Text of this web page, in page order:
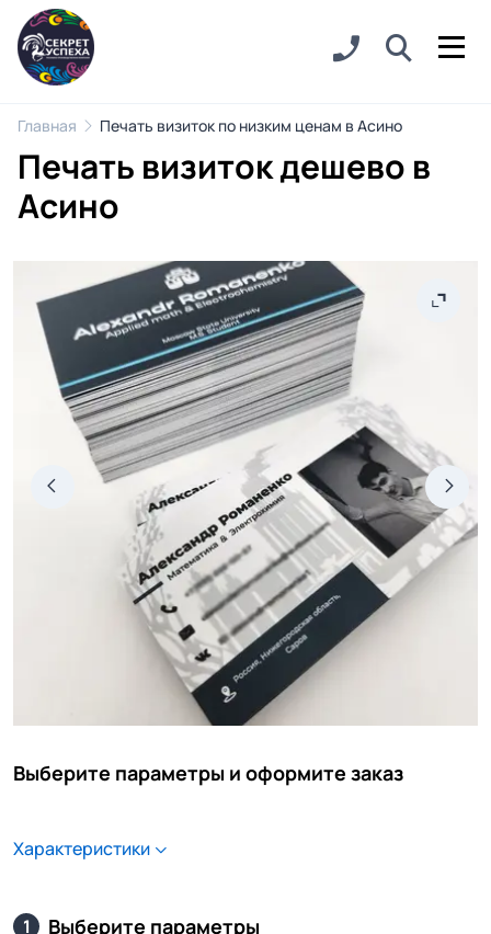
Главная Печать визиток по низким ценам в Асино
Печать визиток дешево в
Асино
Выберите параметры и оформите заказ
Характеристики
1 Выберите параметры